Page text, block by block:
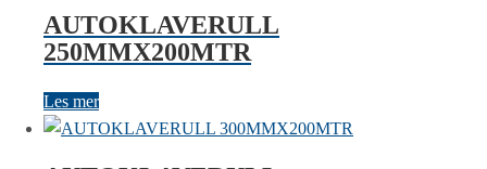
AUTOKLAVERULL
250MMX200MTR
Les mer